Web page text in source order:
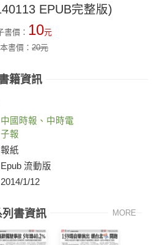
EPUB完整版)
書價： 10元
書價： 20元
籍資訊
中國時報、中時電
子報
報紙
Epub 流動版
2014/1/12
列書資訊 MORE